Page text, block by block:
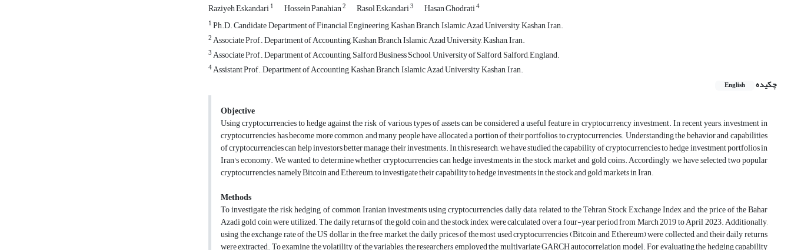
Raziyeh Eskandari1 Hossein Panahian2 Rasol Eskandari3 Hasan Ghodrati4
1Ph.D. Candidate, Department of Financial Engineering, Kashan Branch, Islamic Azad University, Kashan, Iran.
2Associate Prof., Department of Accounting, Kashan Branch, Islamic Azad University, Kashan, Iran.
3Associate Prof., Department of Accounting, Salford Business School, University of Salford, Salford, England.
4Assistant Prof., Department of Accounting, Kashan Branch, Islamic Azad University, Kashan, Iran.
چکیده
English
Objective
Using cryptocurrencies to hedge against the risk of various types of assets can be considered a useful feature in cryptocurrency investment. In recent years, investment in
cryptocurrencies has become more common, and many people have allocated a portion of their portfolios to cryptocurrencies. Understanding the behavior and capabilities
of cryptocurrencies can help investors better manage their investments. In this research, we have studied the capability of cryptocurrencies to hedge investment portfolios in
Iran's economy. We wanted to determine whether cryptocurrencies can hedge investments in the stock market and gold coins. Accordingly, we have selected two popular
cryptocurrencies, namely Bitcoin and Ethereum, to investigate their capability to hedge investments in the stock and gold markets in Iran.
Methods
To investigate the risk hedging of common Iranian investments using cryptocurrencies, daily data related to the Tehran Stock Exchange Index and the price of the Bahar
Azadi gold coin were utilized. The daily returns of the gold coin and the stock index were calculated over a four-year period from March 2019 to April 2023. Additionally,
using the exchange rate of the US dollar in the free market, the daily prices of the most used cryptocurrencies (Bitcoin and Ethereum) were collected, and their daily returns